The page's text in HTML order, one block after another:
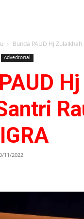
Bunda PAUD Hj
Advedtorial
11/2022